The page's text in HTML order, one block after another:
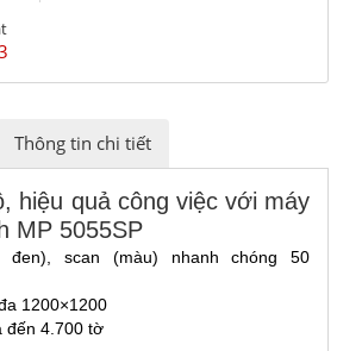
Thông tin chi tiết
hiệu quả công việc với máy
MP 5055SP
đen), scan (màu) nhanh chóng 50
1200×1200
đến 4.700 tờ